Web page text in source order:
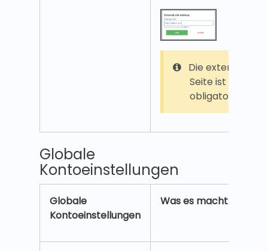
Die externe
Seite ist nicht
obligatorisch.
Globale
Kontoeinstellungen
Globale
Kontoeinstellungen
Was es macht